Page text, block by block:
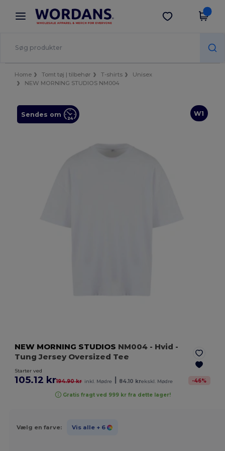
× Wordans-app
Bedre priser i appen!
Hent app
Home Tomt tøj | tilbehør T-shirts
Unisex
NEW MORNING STUDIOS NM004
W1
Sendes om
NEW MORNING STUDIOS NM004 - Hvid -
Tung Jersey Oversized Tee
Starter ved
105.12 kr194.90 kr inkl. Mødre 84.10 krekskl. Mødre -46%
Gratis fragt ved 999 kr fra dette lager!
Vælg en farve: Vis alle + 6